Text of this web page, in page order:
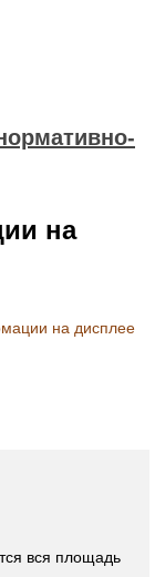
на
на дисплее
вся площадь